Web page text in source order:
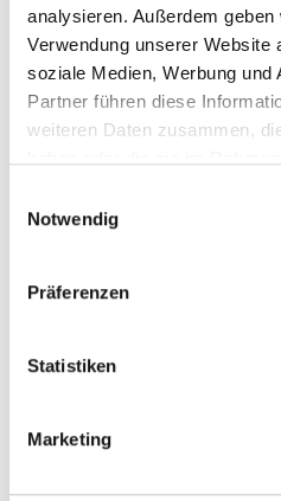
analysieren. Außerdem
Verwendung unserer Website
soziale Medien, Werbung und
Partner führen diese
weiteren Daten zusammen,
Notwendig
Präferenzen
Statistiken
Marketing
Preise der EW
Übergangsversorgung
(PDF)
Allgemeine Bedingungen
151.73 KB